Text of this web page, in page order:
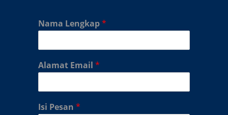
Nama Lengkap*
Alamat Email *
Isi Pesan *